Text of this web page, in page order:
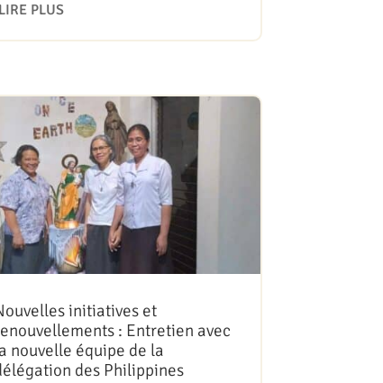
LIRE PLUS
initiatives et
: Entretien avec
nouvelle équipe de la
des Philippines